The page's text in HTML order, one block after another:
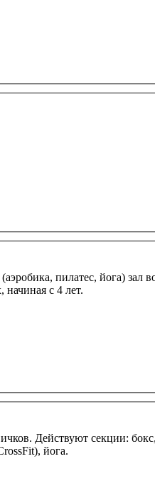
пилатес, йога) зал
с 4 лет.
Действуют секции:
йога.